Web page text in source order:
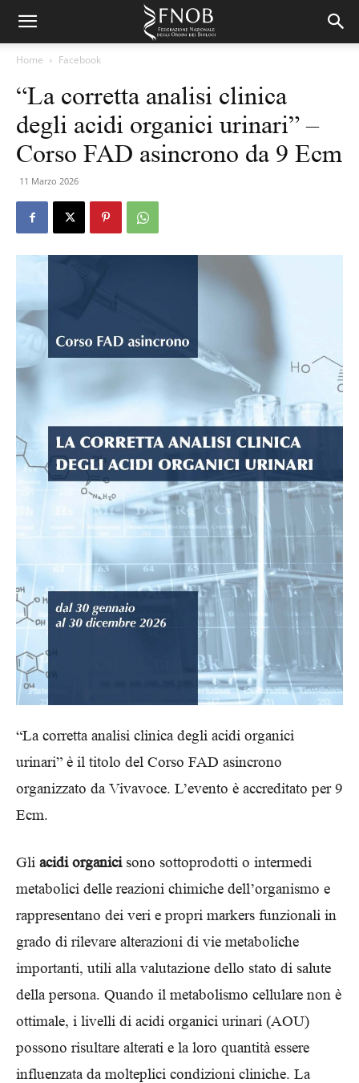
Home Facebook
“La corretta analisi clinica
degli acidi organici urinari” –
Corso FAD asincrono da 9 Ecm
11 Marzo 2026
“La corretta analisi clinica degli acidi organici
urinari” è il titolo del Corso FAD asincrono
organizzato da Vivavoce. L’evento è accreditato per 9
Ecm.
Gli acidi organicisono sottoprodotti o intermedi
metabolici delle reazioni chimiche dell’organismo e
rappresentano dei veri e propri markers funzionali in
grado di rilevare alterazioni di vie metaboliche
importanti, utili alla valutazione dello stato di salute
della persona. Quando il metabolismo cellulare non è
ottimale, i livelli di acidi organici urinari (AOU)
possono risultare alterati e la loro quantità essere
influenzata da molteplici condizioni cliniche. La